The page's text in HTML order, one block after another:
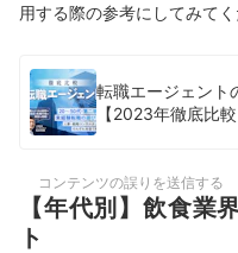
用する際の参考にしてみてく
転職エージェント
【2023年徹底比較
コンテンツの誤りを送信する
【年代別】飲食業
ト